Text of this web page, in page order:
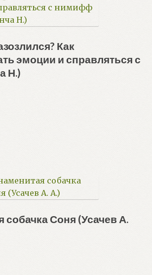
Как
эмоции и справляться с
Н.)
собачка Соня (Усачев А.